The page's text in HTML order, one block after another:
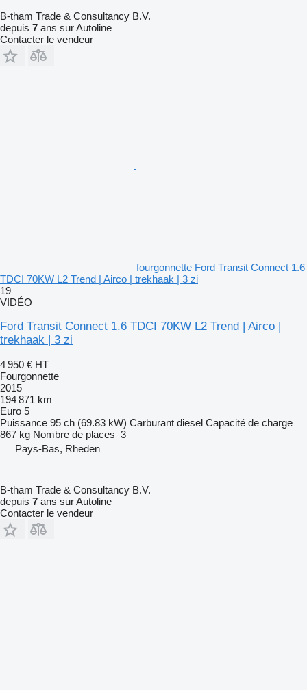
B-tham Trade & Consultancy B.V.
depuis 7 ans sur Autoline
Contacter le vendeur
fourgonnette Ford Transit Connect 1.6
TDCI 70KW L2 Trend | Airco | trekhaak | 3 zi
19
VIDÉO
Ford Transit Connect 1.6 TDCI 70KW L2 Trend | Airco |
trekhaak | 3 zi
4 950 € HT
Fourgonnette
2015
194 871 km
Euro 5
Puissance 95 ch (69.83 kW) Carburant diesel Capacité de charge
867 kg Nombre de places 3
Pays-Bas, Rheden
B-tham Trade & Consultancy B.V.
depuis 7 ans sur Autoline
Contacter le vendeur